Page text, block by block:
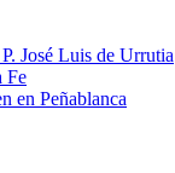
José Luis de Urrutia
Fe
en Peñablanca